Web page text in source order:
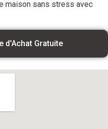
maison sans stress avec
d'Achat Gratuite